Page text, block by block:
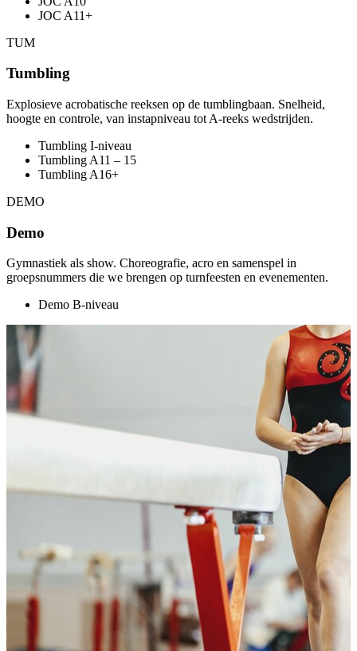
JOC A11+
TUM
Tumbling
Explosieve acrobatische reeksen op de tumblingbaan. Snelheid,
hoogte en controle, van instapniveau tot A-reeks wedstrijden.
Tumbling I-niveau
Tumbling A11 – 15
Tumbling A16+
DEMO
Demo
Gymnastiek als show. Choreografie, acro en samenspel in
groepsnummers die we brengen op turnfeesten en evenementen.
Demo B-niveau